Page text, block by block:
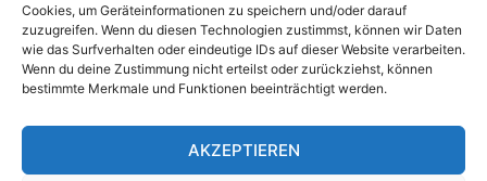
Cookies, um Geräteinformationen zu speichern und/oder darauf
zuzugreifen. Wenn du diesen Technologien zustimmst, können wir Daten
wie das Surfverhalten oder eindeutige IDs auf dieser Website verarbeiten.
Wenn du deine Zustimmung nicht erteilst oder zurückziehst, können
bestimmte Merkmale und Funktionen beeinträchtigt werden.
AKZEPTIEREN